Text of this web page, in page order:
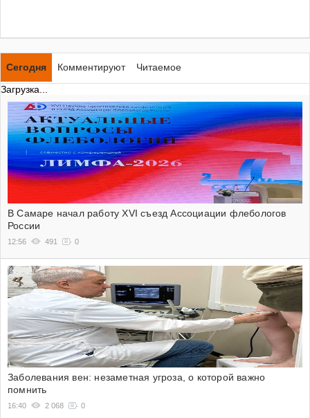
Сегодня Комментируют
Читаемое
Загрузка...
В Самаре начал работу XVI съезд Ассоциации флебологов
России
12:56 491 0
Заболевания вен: незаметная угроза, о которой важно
помнить
16:40 2 068 0